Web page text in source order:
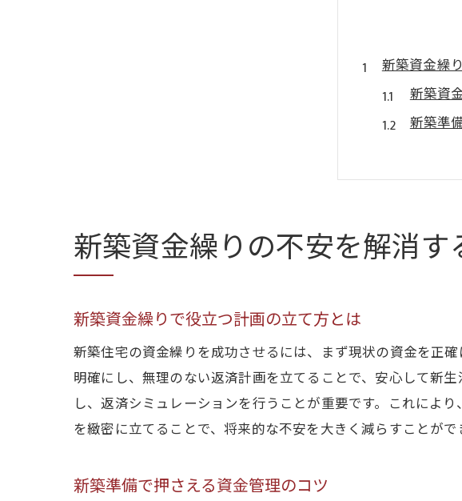
新築資金繰
新築資
新築準
岐阜
新築資
住宅ロ
岐阜県
新築に
岐阜県
新築補
新築資金繰りの不安を解消す
新築資金繰りで役立つ計画の立て方とは
新築住宅の資金繰りを成功させるには、まず現状の資金を正
明確にし、無理のない返済計画を立てることで、安心して新
し、返済シミュレーションを行うことが重要です。これによ
を緻密に立てることで、将来的な不安を大きく減らすことがで
新築準備で押さえる資金管理のコツ